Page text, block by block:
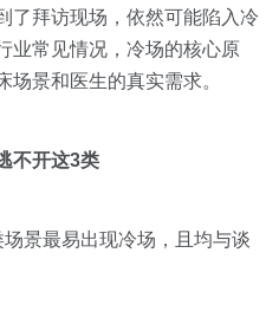
了拜访现场，依然可能陷入冷
业常见情况，冷场的核心原
场景和医生的真实需求。
不开这3类
景最易出现冷场，且均与谈